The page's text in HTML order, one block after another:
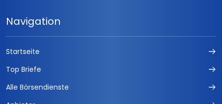
Navigation
Startseite
Top Briefe
Alle Börsendienste